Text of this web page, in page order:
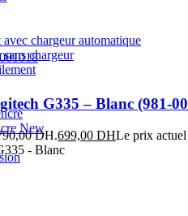
avec chargeur automatique
chargeur
New
G335 – Blanc (981-
DH.699,00 DHLe prix
- Blanc